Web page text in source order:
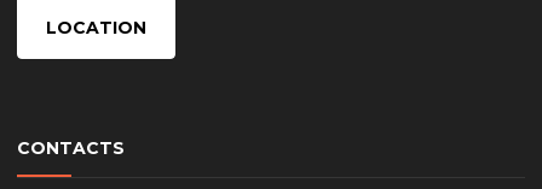
LOCATION
CONTACTS